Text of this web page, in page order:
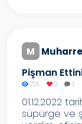
M
Pişman
725 0 0
01.12.2022
süpürge ve